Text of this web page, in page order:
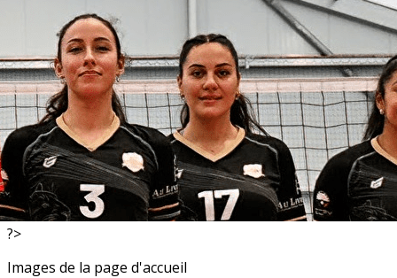
Exporter les lignes sélectionnées
Exporter toutes les colonnes
Exporter uniquement les colonnes affichées
Menu
<
Resultats
Actualités
?>
Images de la page d'accueil